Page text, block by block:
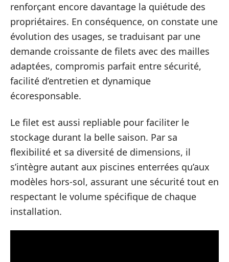
renforçant encore davantage la quiétude des
propriétaires. En conséquence, on constate une
évolution des usages, se traduisant par une
demande croissante de filets avec des mailles
adaptées, compromis parfait entre sécurité,
facilité d’entretien et dynamique
écoresponsable.
Le filet est aussi repliable pour faciliter le
stockage durant la belle saison. Par sa
flexibilité et sa diversité de dimensions, il
s’intègre autant aux piscines enterrées qu’aux
modèles hors-sol, assurant une sécurité tout en
respectant le volume spécifique de chaque
installation.